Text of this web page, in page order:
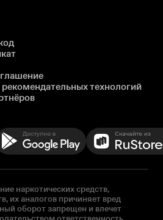
технологий
наркотических средств,
их аналогов причиняет вред
оборот запрещен и влечет